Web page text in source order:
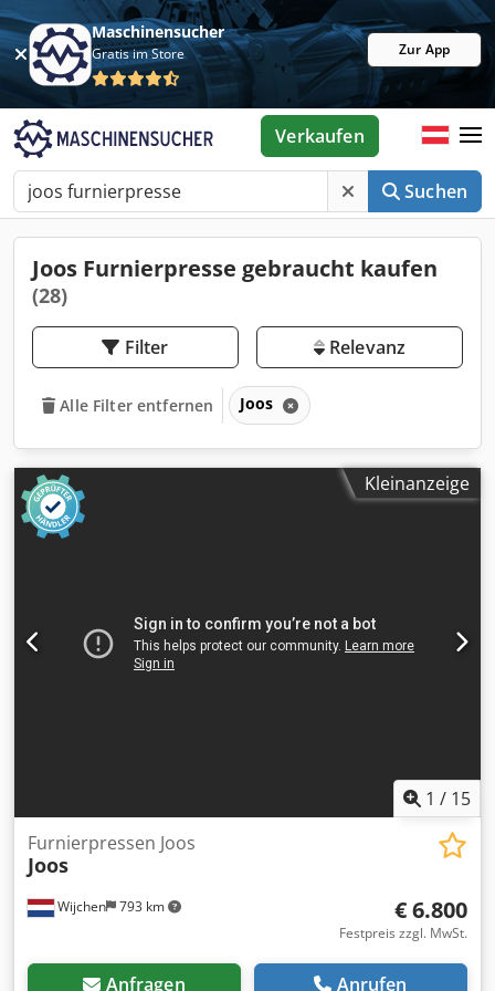
Maschinensucher
Gratis im Store Zur App
Suchen
Verkaufen
Joos Furnierpresse gebraucht kaufen
(28)
Filter Relevanz
Alle Filter entfernen Joos
Kleinanzeige
1 / 15
Wijchen 793 km
Furnierpressen Joos
Joos
€ 6.800
Festpreis zzgl. MwSt.
Anfragen Anrufen